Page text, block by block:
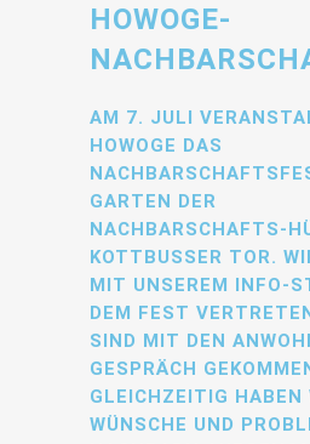
HOWOGE-
AM 7. JULI
HOWOGE DAS
GARTEN DER
NACHBARSCHAFTS-
KOTTBUSSER TOR.
MIT UNSEREM INFO-
DEM FEST
SIND MIT DEN
GESPRÄCH
GLEICHZEITIG HABEN
WÜNSCHE UND